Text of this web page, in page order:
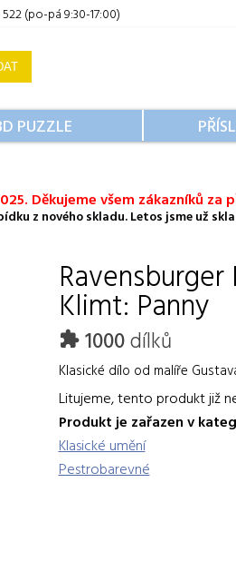
522 (po-pá 9:30-17:00)
PUZZLE
Děkujeme všem zákazníků za
z nového skladu. Letos jsme už
Ravensburger
Klimt: Panny
1000dílků
Klasické dílo od malíře
Litujeme, tento produkt již
Produkt je zařazen v
Klasické umění
Pestrobarevné